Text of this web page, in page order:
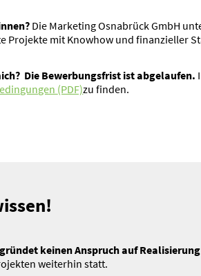
Die Marketing Osnabrück GmbH
Projekte mit Knowhow und finan­zi­eller
Die Bewer­bungs­frist ist abgelaufen.
(PDF)zu finden.
keinen Anspruch auf
weiterhin statt.